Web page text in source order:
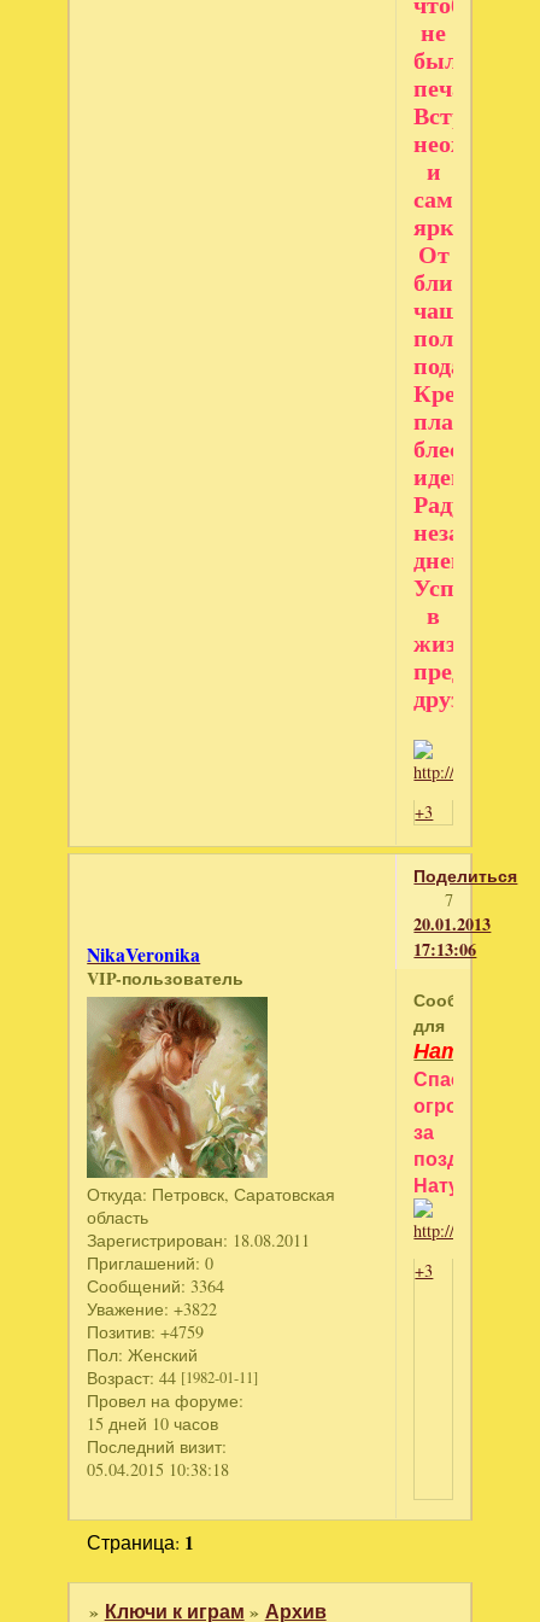
не
было
печали.
Встреч
и
самых
ярких,
От
близких
чаще
получать
подарки,
планов,
блестящих
идей,
Радужных,
дней,
Успехов
в
жизни,
преданных
друзей.
+3
Поделиться
7
20.01.2013
17:13:06
NikaVeronika
VIP-пользователь
Откуда: Петровск, Саратовская
область
Зарегистрирован: 18.08.2011
Приглашений: 0
Сообщений: 3364
Уважение: +3822
Позитив: +4759
Пол: Женский
Возраст: 44 [1982-01-11]
Провел на форуме:
15 дней 10 часов
Последний визит:
05.04.2015 10:38:18
Сообщение
для
НатуSик
Спасибо
огромное
за
Натуся!!!
+3
Страница: 1
» Ключи к играм » Архив